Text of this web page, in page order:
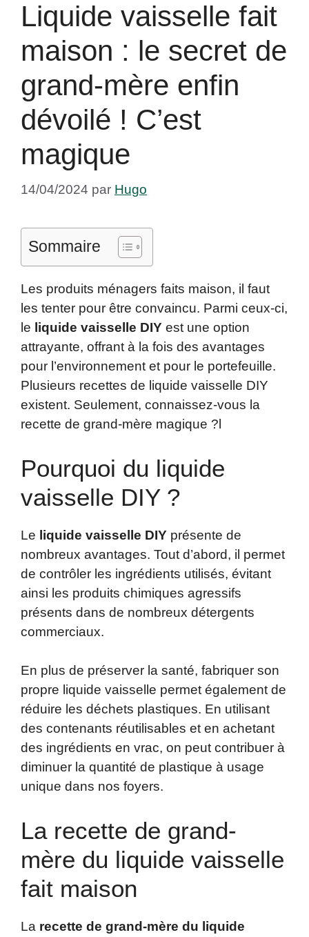
Liquide vaisselle fait
maison : le secret de
grand-mère enfin
dévoilé ! C’est
magique
14/04/2024 par Hugo
Sommaire
Les produits ménagers faits maison, il faut
les tenter pour être convaincu. Parmi ceux-ci,
le liquide vaisselle DIY est une option
attrayante, offrant à la fois des avantages
pour l’environnement et pour le portefeuille.
Plusieurs recettes de liquide vaisselle DIY
existent. Seulement, connaissez-vous la
recette de grand-mère magique ?l
Pourquoi du liquide
vaisselle DIY ?
Le liquide vaisselle DIY présente de
nombreux avantages. Tout d’abord, il permet
de contrôler les ingrédients utilisés, évitant
ainsi les produits chimiques agressifs
présents dans de nombreux détergents
commerciaux.
En plus de préserver la santé, fabriquer son
propre liquide vaisselle permet également de
réduire les déchets plastiques. En utilisant
des contenants réutilisables et en achetant
des ingrédients en vrac, on peut contribuer à
diminuer la quantité de plastique à usage
unique dans nos foyers.
La recette de grand-
mère du liquide vaisselle
fait maison
La recette de grand-mère du liquide